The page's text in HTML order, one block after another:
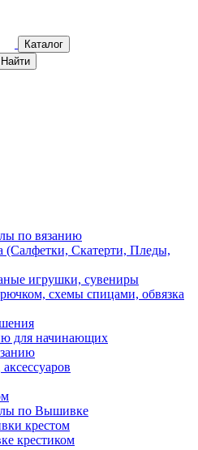
Каталог
Найти
по вязанию
(Салфетки, Скатерти, Пледы,
игрушки, сувениры
схемы спицами, обвязка
для начинающих
по Вышивке
крестом
крестиком